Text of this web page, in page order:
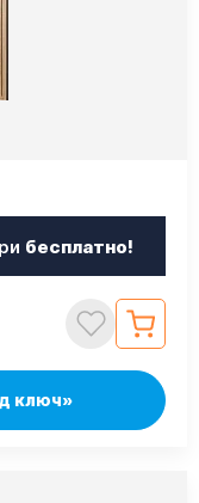
бесплатно!
ключ»